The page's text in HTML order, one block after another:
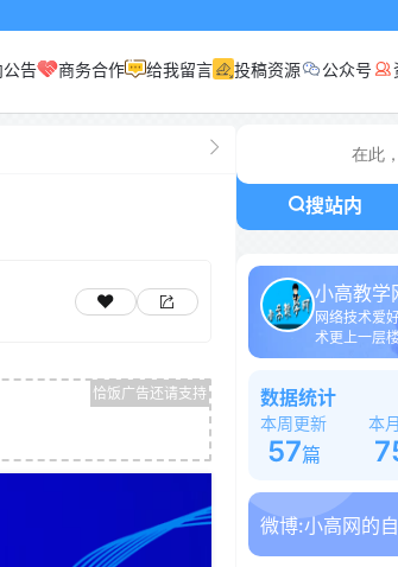
告 商务合作 给我留言 投稿资源 公众号
搜站内
小高教学
网络技术爱
术更上一层
数据统计
本周更新
57篇
本
微博:小高网的